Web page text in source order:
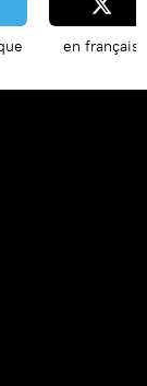
en français